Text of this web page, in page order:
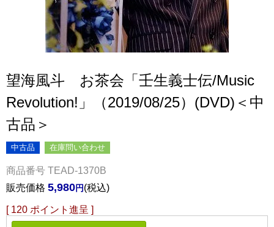
望海風斗 お茶会「壬生義士伝/Music
Revolution!」（2019/08/25）(DVD)＜中
古品＞
中古品 在庫問い合わせ
商品番号 TEAD-1370B
販売価格 5,980 税込
[ 120 ポイント進呈 ]